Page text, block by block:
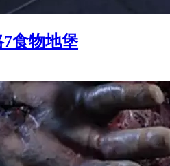
食物地堡